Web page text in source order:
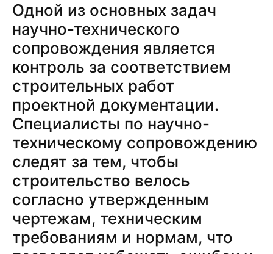
Одной из основных задач
научно-технического
сопровождения является
контроль за соответствием
строительных работ
проектной документации.
Специалисты по научно-
техническому сопровождению
следят за тем, чтобы
строительство велось
согласно утвержденным
чертежам, техническим
требованиям и нормам, что